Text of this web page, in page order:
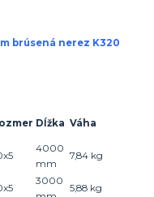
brúsená nerez K320
Dĺžka Váha
4000
mm
7,84 kg
3000
5,88 kg